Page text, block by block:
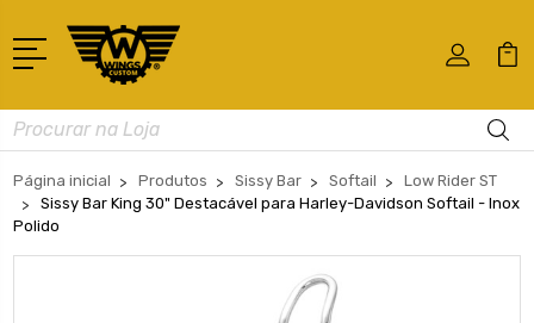
Busca
Página inicial Produtos Sissy Bar Softail
Low Rider ST
Sissy Bar King 30" Destacável para Harley-Davidson Softail - Inox
Polido